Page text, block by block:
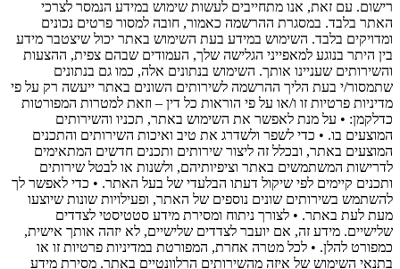
רישום. עם זאת, אנו מתחייבים לעשות שימוש במידע הנמסר לצרכי
האתר בלבד. במסגרת ההרשמה כאמור, חובה למסור פרטים נכונים
ומדויקים בלבד. השימוש במידע בעת השימוש באתר יכול שיצטבר מידע
בין היתר בנוגע למאפייני הגלישה שלך, העמודים שבהם צפית, ההצעות
והשירותים שעניינו אותך. השימוש בנתונים אלה, כמו גם בנתונים
שתמסור/י בעת הליך ההרשמה לשירותים השונים באתר ייעשה רק על פי
מדיניות פרטיות זו ו/או על פי הוראות כל דין – וזאת למטרות המפורטות
כדלקמן: • על מנת לאפשר את השימוש באתר, תכניו והשירותים
המוצעים בו. • כדי לשפר ולשדרג את טיב ואיכות השירותים והתכנים
המוצעים באתר, ובכלל זה ליצור שירותים ותכנים חדשים המתאימים
לדרישות המשתמשים באתר וציפיותיהם, ולשנות או לבטל שירותים
ותכנים קיימים לפי שיקול דעתו הבלעדי של בעל האתר. • כדי לאפשר לך
להשתמש בשירותים שונים נוספים של האתר, ופעילויות שונות שיוצעו
מעת לעת באתר. • לצורך ניתוח ומסירת מידע סטטיסטי לצדדים
שלישיים. מידע זה, אם יועבר לצדדים שלישיים, לא יזהה אותך אישית,
כמפורט להלן. • לכל מטרה אחרת, המפורטת במדיניות פרטיות זו או
בתנאי השימוש של איזה מהשירותים הרלוונטיים באתר. מסירת מידע